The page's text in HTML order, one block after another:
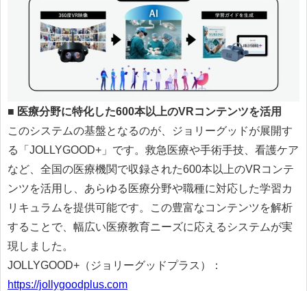
■ 医療分野に特化した600本以上のVRコンテンツを活用
このシステムの基盤となるのが、ジョリーグッドが展開す
る「JOLLYGOOD+」です。救急医療や手術手技、看護ケア
など、全国の医療機関で収録された600本以上のVRコンテ
ンツを活用し、あらゆる医療分野や職種に対応した学習カ
リキュラムを提供可能です。この豊富なコンテンツを解析
することで、幅広い医療教育ニーズに応えるシステムが実
現しました。
JOLLYGOOD+（ジョリーグッドプラス）：
https://jollygoodplus.com